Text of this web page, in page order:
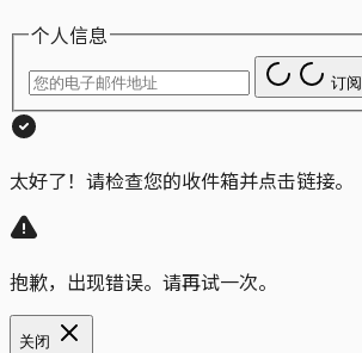
个人信息
订阅
太好了！请检查您的收件箱并点击链接。
抱歉，出现错误。请再试一次。
关闭